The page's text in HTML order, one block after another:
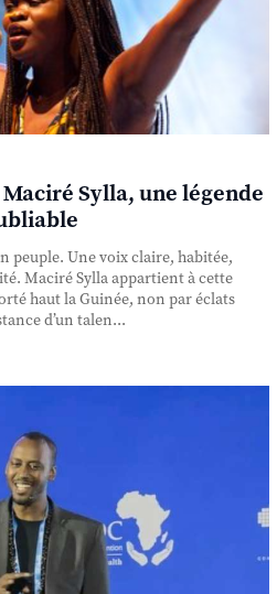
Sylla, une légende
peuple. Une voix claire, habitée,
Maciré Sylla appartient à cette
haut la Guinée, non par éclats
d’un talen...